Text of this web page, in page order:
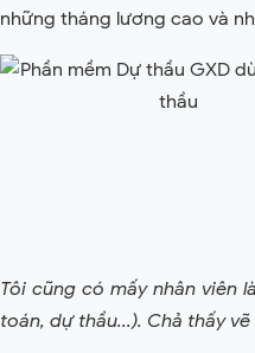
những tháng lương cao và
Tôi cũng có mấy nhân viên
toán, dự thầu...). Chả thấy